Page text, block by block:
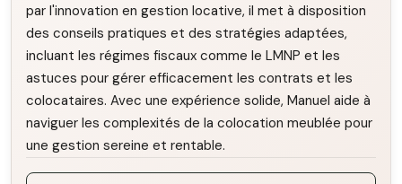
par l'innovation en gestion locative, il met à disposition
des conseils pratiques et des stratégies adaptées,
incluant les régimes fiscaux comme le LMNP et les
astuces pour gérer efficacement les contrats et les
colocataires. Avec une expérience solide, Manuel aide à
naviguer les complexités de la colocation meublée pour
une gestion sereine et rentable.